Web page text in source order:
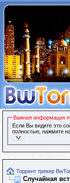
Важная информация
Если Вы видите это
полностью, нажмите
Торрент трекер
Случайная